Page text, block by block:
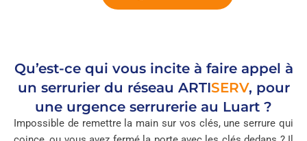
Qu’est-ce qui vous incite à faire appel à
un serrurier du réseau ARTISERV, pour
une urgence serrurerie au Luart ?
Impossible de remettre la main sur vos clés, une serrure qui